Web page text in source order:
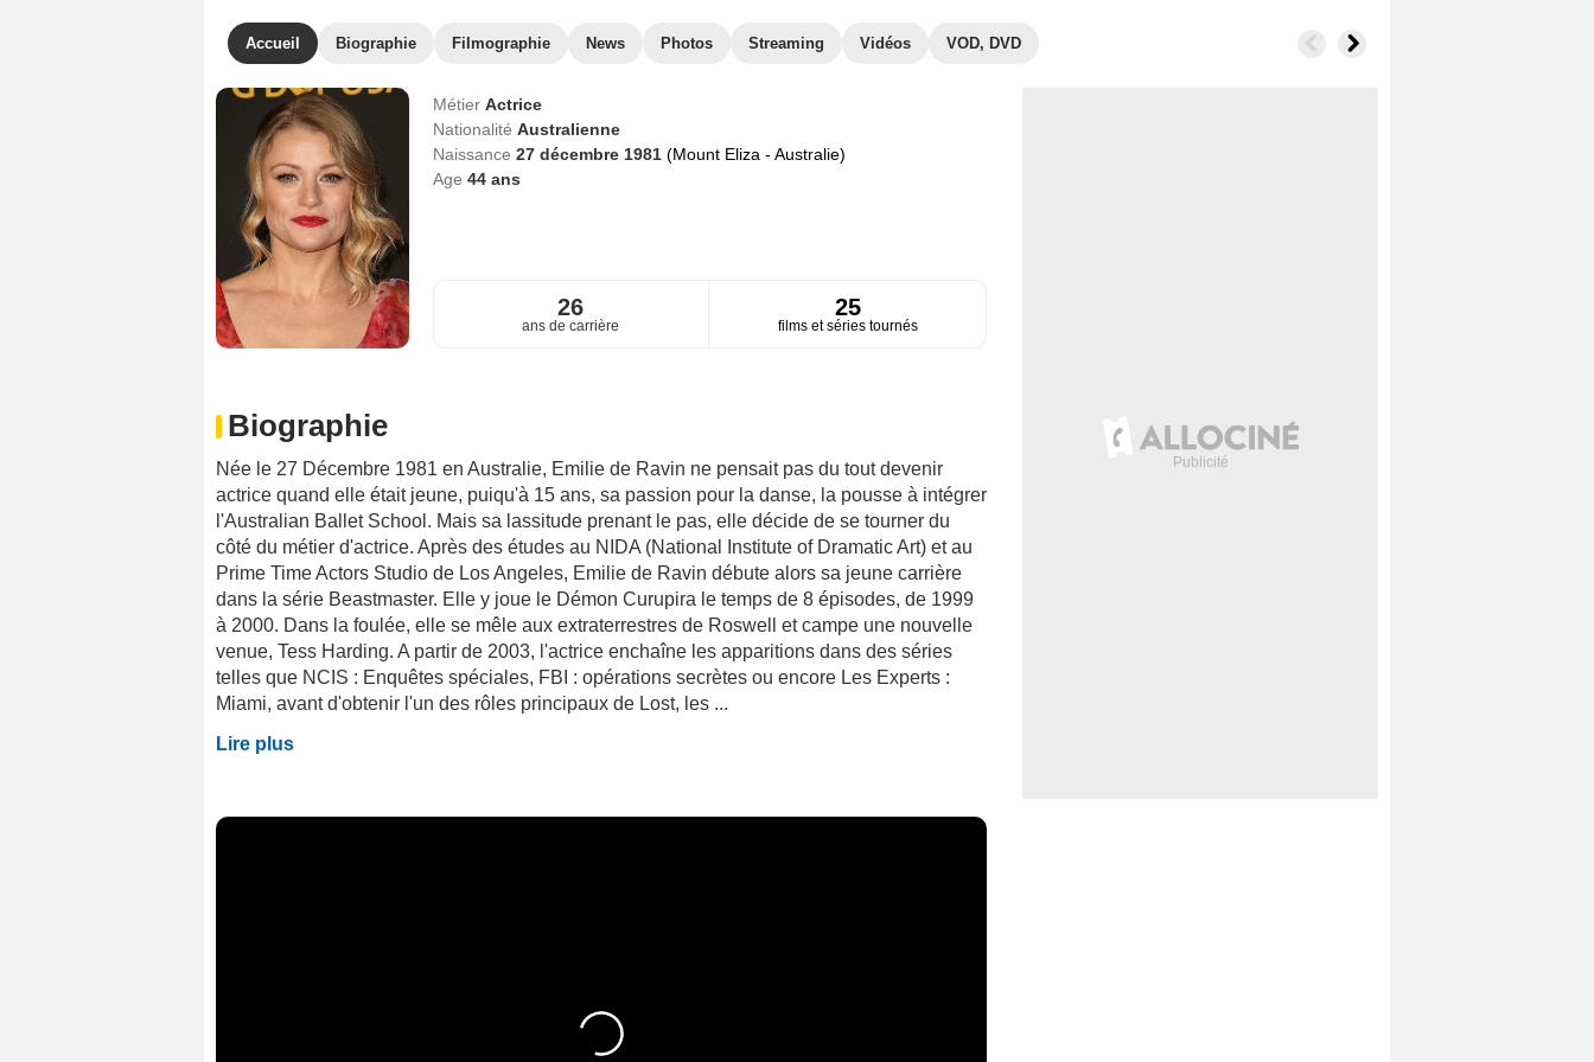
Accueil Biographie Filmographie News Photos Streaming Vidéos VOD, DVD
Métier Actrice
Nationalité Australienne
Naissance 27 décembre 1981 (Mount Eliza - Australie)
Age 44ans
26
ans de carrière
25
films et séries tournés
Biographie
Née le 27 Décembre 1981 en Australie, Emilie de Ravin ne pensait pas du tout devenir
actrice quand elle était jeune, puiqu'à 15 ans, sa passion pour la danse, la pousse à intégrer
l'Australian Ballet School. Mais sa lassitude prenant le pas, elle décide de se tourner du
côté du métier d'actrice. Après des études au NIDA (National Institute of Dramatic Art) et au
Prime Time Actors Studio de Los Angeles, Emilie de Ravin débute alors sa jeune carrière
dans la série Beastmaster. Elle y joue le Démon Curupira le temps de 8 épisodes, de 1999
à 2000. Dans la foulée, elle se mêle aux extraterrestres de Roswell et campe une nouvelle
venue, Tess Harding. A partir de 2003, l'actrice enchaîne les apparitions dans des séries
telles que NCIS : Enquêtes spéciales, FBI : opérations secrètes ou encore Les Experts :
Miami, avant d'obtenir l'un des rôles principaux de Lost, les ...
Lire plus